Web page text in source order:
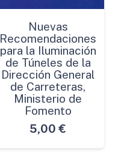
Nuevas
Recomendaciones
para la Iluminación
de Túneles de la
Dirección General
de Carreteras,
Ministerio de
Fomento
5,00 €